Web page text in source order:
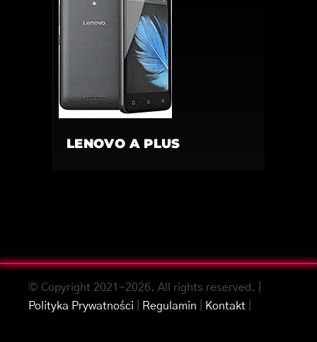
LENOVO A PLUS
© Copyright 2021-2026. All rights reserved. |
Polityka Prywatności
Regulamin Kontakt